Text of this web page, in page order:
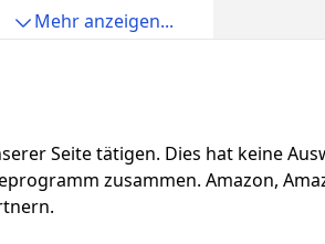
USB‑C-Ladekabel
Mehr anzeigen...
Seite tätigen. Dies hat keine
zusammen. Amazon,